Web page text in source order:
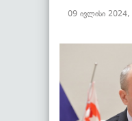
09 ივლისი